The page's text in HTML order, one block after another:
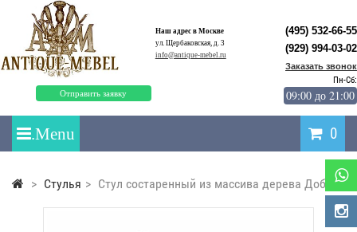
Наш адрес в Москве
ул. Щербаковская, д. 3
info@antique-mebel.ru
Отправить заявку
(495) 532-66-55
(929) 994-03-02
Заказать звонок
Пн-Сб:
09:00 до 21:00
0
> Стулья > Стул состаренный из массива дерева Добряк